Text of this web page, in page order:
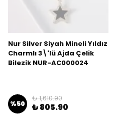
Nur Silver Siyah Mineli Yıldız
Charmlı 3\'lü Ajda Çelik
Bilezik NUR-AC000024
%50
₺ 1,610.90
₺ 805.90